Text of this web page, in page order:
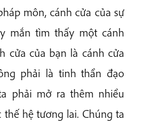
môn, cánh cửa của sự
mắn tìm thấy một cánh
cửa của bạn là cánh cửa
phải là tinh thần đạo
phải mở ra thêm nhiều
hệ tương lai. Chúng ta